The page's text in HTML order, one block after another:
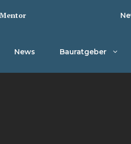
News Bauratgeber